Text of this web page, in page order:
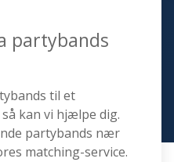
partybands
til et
kan vi hjælpe dig.
partybands nær
matching-service.